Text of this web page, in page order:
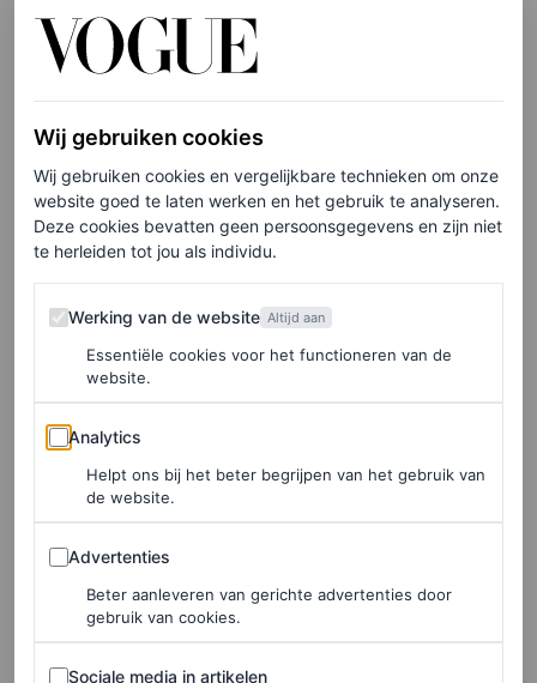
Deze nieuwe campagne
geschoten door
gerenommeerd fotograaf
Bastiaan Woudt is een piece
PORSCHE
HAAR
Tutorial: zo creëer je de
favoriete najaarslook van
verfijnd en minimalistisch,
dan schreeuwerig’
Wij gebruiken cookies
Wij gebruiken cookies en vergelijkbare technieken om onze
website goed te laten werken en het gebruik te analyseren.
Deze cookies bevatten geen persoonsgegevens en zijn niet
te herleiden tot jou als individu.
Werking van de website
Werking van de website Altijd aan
Essentiële cookies voor het functioneren van de
website.
Analytics
Analytics
Helpt ons bij het beter begrijpen van het gebruik van
de website.
Advertenties
Advertenties
Beter aanleveren van gerichte advertenties door
gebruik van cookies.
Sociale media in artikelen
Sociale media in artikelen